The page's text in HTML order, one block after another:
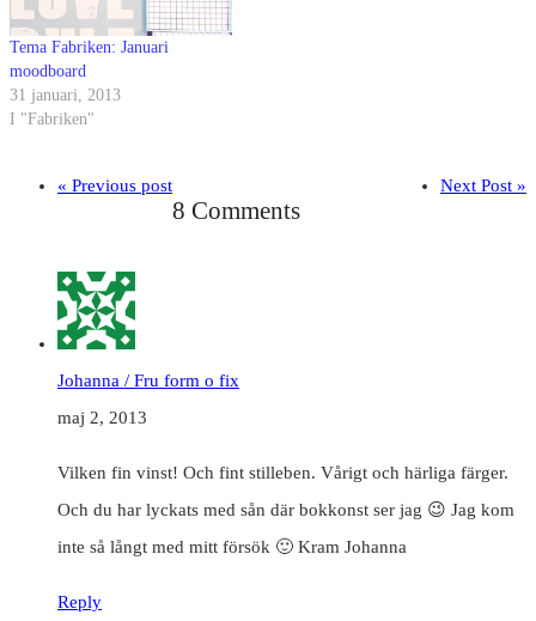
Tema Fabriken: Januari
moodboard
31 januari, 2013
I "Fabriken"
« Previous post Next Post »
8 Comments
Johanna / Fru form o fix
maj 2, 2013
Vilken fin vinst! Och fint stilleben. Vårigt och härliga färger.
Och du har lyckats med sån där bokkonst ser jag 😉 Jag kom
inte så långt med mitt försök 🙂 Kram Johanna
Reply